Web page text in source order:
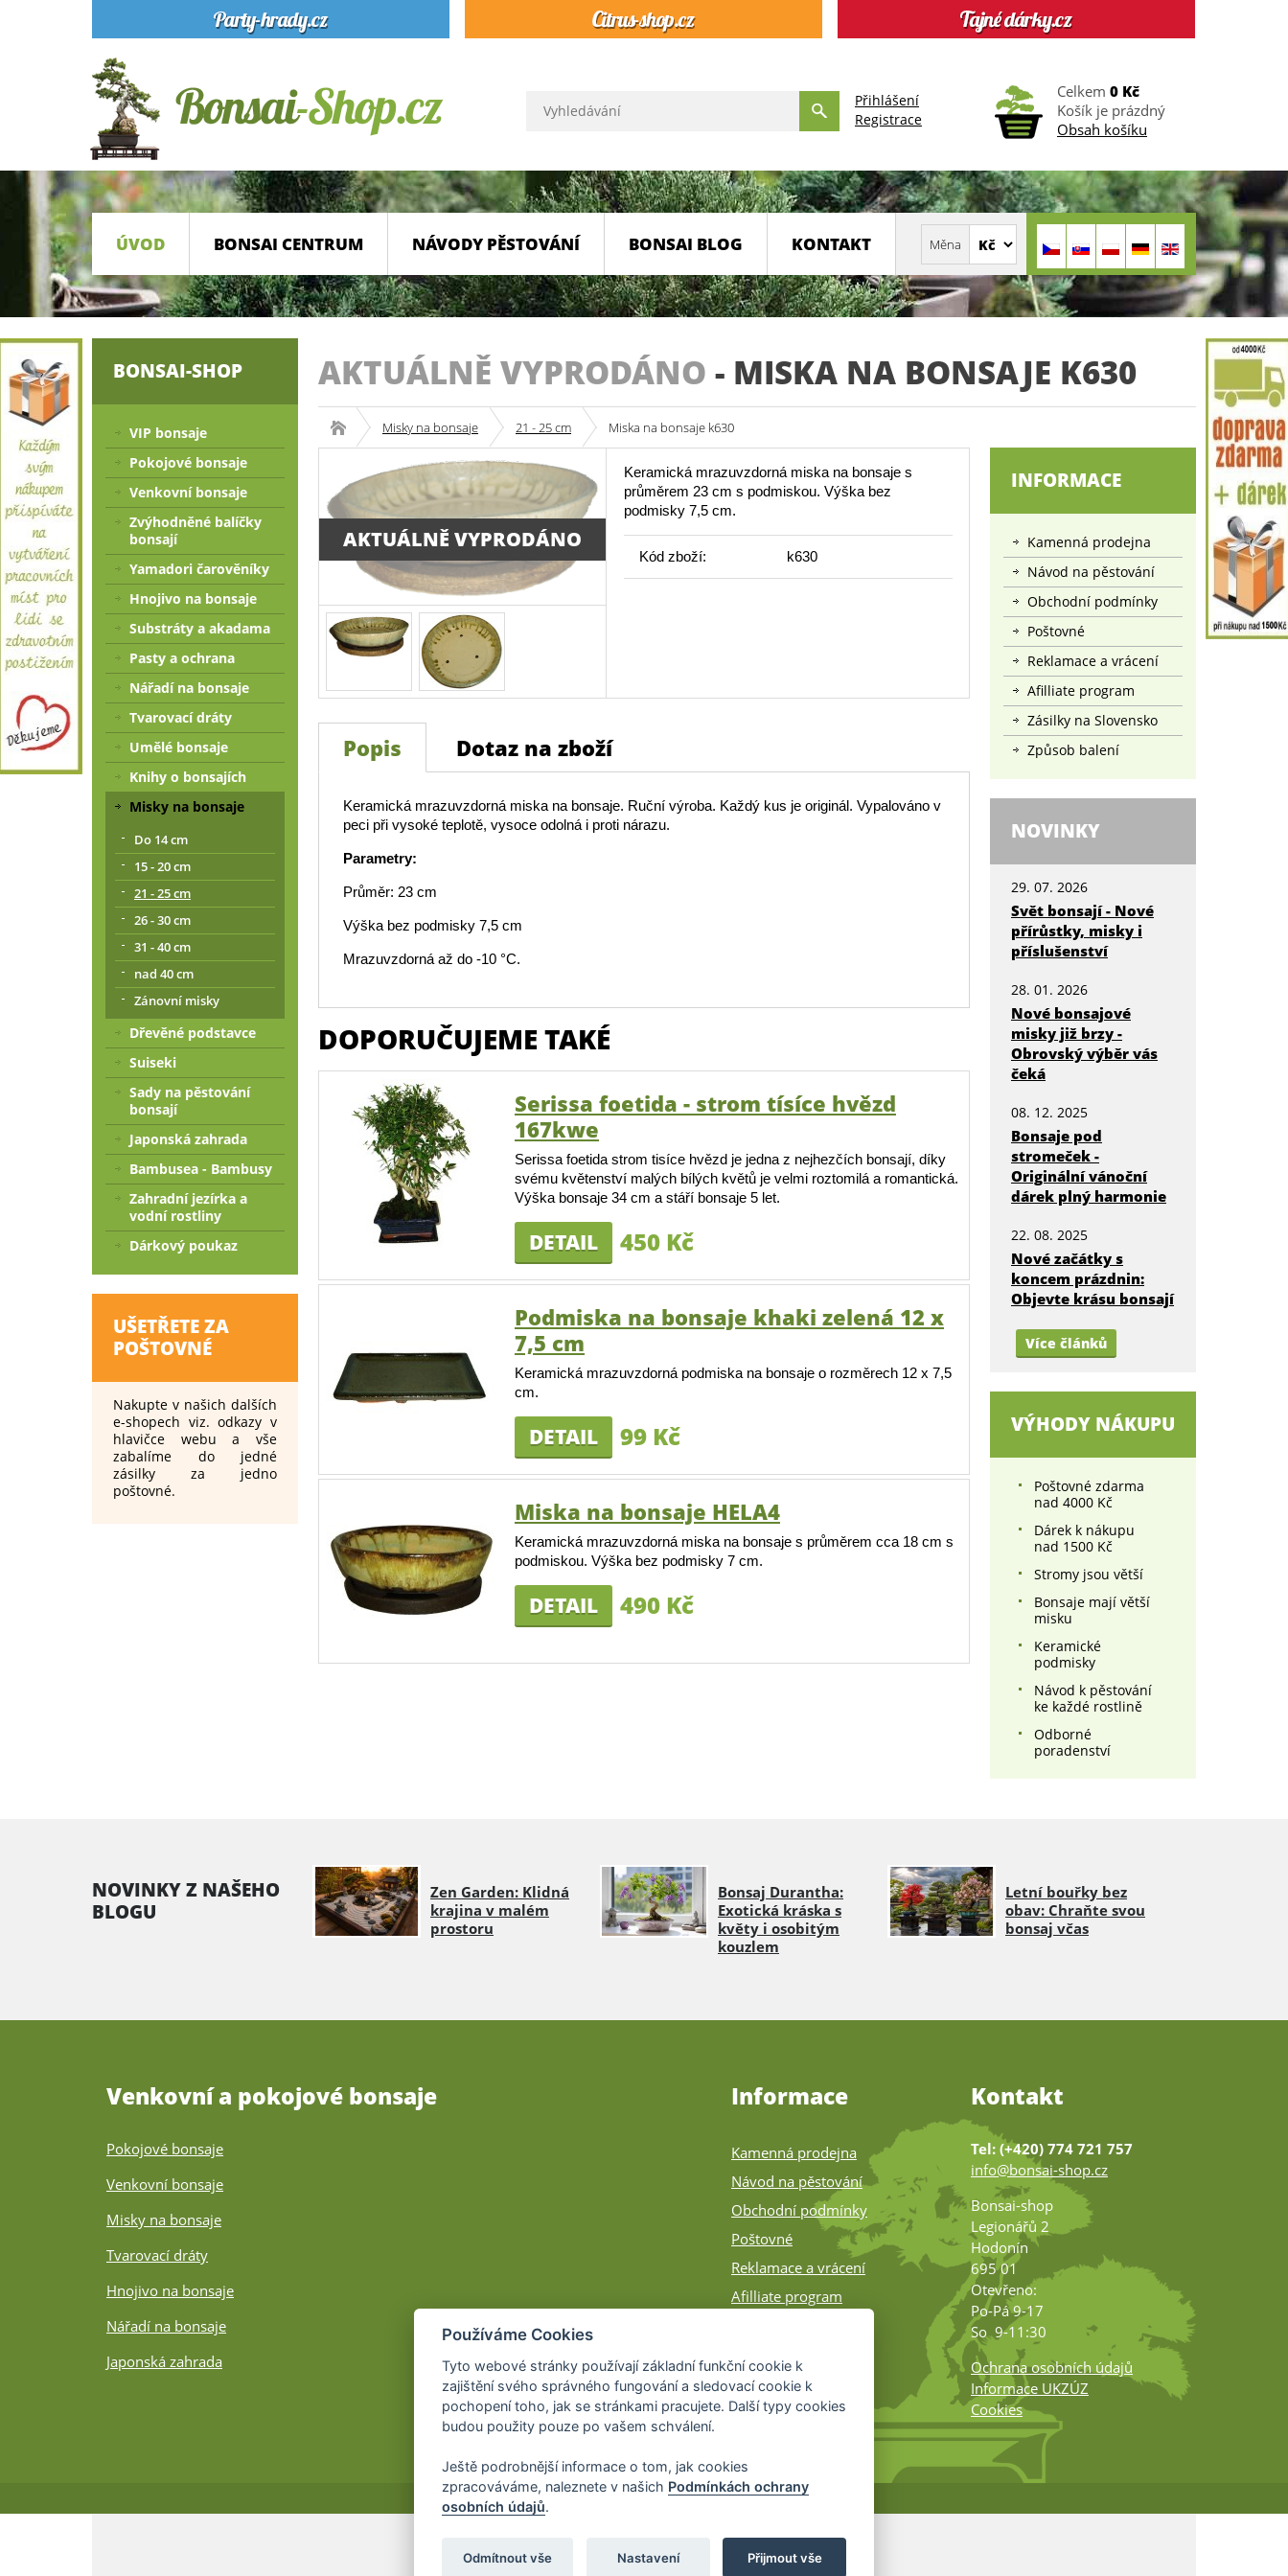
Přihlášení
Registrace
Celkem 0 Kč
Košík je prázdný
Obsah košíku
ÚVOD BONSAI CENTRUM NÁVODY PĚSTOVÁNÍ BONSAI BLOG KONTAKT
AKTUÁLNĚ VYPRODÁNO - MISKA NA BONSAJE K630
Misky na bonsaje 21 - 25 cm Miska na bonsaje k630
AKTUÁLNĚ VYPRODÁNO
Keramická mrazuvzdorná miska na bonsaje s
průměrem 23 cm s podmiskou. Výška bez
podmisky 7,5 cm.
Kód zboží: k630
Popis Dotaz na zboží
Keramická mrazuvzdorná miska na bonsaje. Ruční výroba. Každý kus je originál. Vypalováno v
peci při vysoké teplotě, vysoce odolná i proti nárazu.
Parametry:
Průměr: 23 cm
Výška bez podmisky 7,5 cm
Mrazuvzdorná až do -10 °C.
DOPORUČUJEME TAKÉ
Serissa foetida - strom tísíce hvězd
167kwe
Serissa foetida strom tisíce hvězd je jedna z nejhezčích bonsají, díky
svému květenství malých bílých květů je velmi roztomilá a romantická.
Výška bonsaje 34 cm a stáří bonsaje 5 let.
DETAIL 450 Kč
Podmiska na bonsaje khaki zelená 12 x
7,5 cm
Keramická mrazuvzdorná podmiska na bonsaje o rozměrech 12 x 7,5
cm.
DETAIL 99 Kč
Miska na bonsaje HELA4
Keramická mrazuvzdorná miska na bonsaje s průměrem cca 18 cm s
podmiskou. Výška bez podmisky 7 cm.
DETAIL 490 Kč
INFORMACE
Kamenná prodejna
Návod na pěstování
Obchodní podmínky
Poštovné
Reklamace a vrácení
Afilliate program
Zásilky na Slovensko
Způsob balení
NOVINKY
29. 07. 2026
Svět bonsají - Nové
přírůstky, misky i
příslušenství
28. 01. 2026
Nové bonsajové
misky již brzy -
Obrovský výběr vás
čeká
08. 12. 2025
Bonsaje pod
stromeček -
Originální vánoční
dárek plný harmonie
22. 08. 2025
Nové začátky s
koncem prázdnin:
Objevte krásu bonsají
Více článků
VÝHODY NÁKUPU
Poštovné zdarma
nad 4000 Kč
Dárek k nákupu
nad 1500 Kč
Stromy jsou větší
Bonsaje mají větší
misku
Keramické
podmisky
Návod k pěstování
ke každé rostlině
Odborné
poradenství
BONSAI-SHOP
VIP bonsaje
Pokojové bonsaje
Venkovní bonsaje
Zvýhodněné balíčky
bonsají
Yamadori čarověníky
Hnojivo na bonsaje
Substráty a akadama
Pasty a ochrana
Nářadí na bonsaje
Tvarovací dráty
Umělé bonsaje
Knihy o bonsajích
Misky na bonsaje
Do 14 cm
15 - 20 cm
21 - 25 cm
26 - 30 cm
31 - 40 cm
nad 40 cm
Zánovní misky
Dřevěné podstavce
Suiseki
Sady na pěstování
bonsají
Japonská zahrada
Bambusea - Bambusy
Zahradní jezírka a
vodní rostliny
Dárkový poukaz
UŠETŘETE ZA
POŠTOVNÉ
Nakupte v našich dalších
e-shopech viz. odkazy v
hlavičce webu a vše
zabalíme do jedné
zásilky za jedno
poštovné.
NOVINKY Z NAŠEHO
BLOGU
Zen Garden: Klidná
krajina v malém
prostoru
Bonsaj Durantha:
Exotická kráska s
květy i osobitým
kouzlem
Letní bouřky bez
obav: Chraňte svou
bonsaj včas
Venkovní a pokojové bonsaje
Pokojové bonsaje
Venkovní bonsaje
Misky na bonsaje
Tvarovací dráty
Hnojivo na bonsaje
Nářadí na bonsaje
Japonská zahrada
Informace
Kamenná prodejna
Návod na pěstování
Obchodní podmínky
Poštovné
Reklamace a vrácení
Afilliate program
Kontakt
Tel: (+420) 774 721 757
info@bonsai-shop.cz
Bonsai-shop
Legionářů 2
Hodonín
695 01
Otevřeno:
Po-Pá 9-17
So 9-11:30
Ochrana osobních údajů
Informace UKZÚZ
Cookies
© 2026 Bonsai-Shop.cz -
Partnerský program
Používáme Cookies
Tyto webové stránky používají základní funkční cookie k
zajištění svého správného fungování a sledovací cookie k
pochopení toho, jak se stránkami pracujete. Další typy cookies
budou použity pouze po vašem schválení.
Ještě podrobnější informace o tom, jak cookies
zpracováváme, naleznete v našich Podmínkách ochrany
osobních údajů.
Odmítnout vše Nastavení Přijmout vše